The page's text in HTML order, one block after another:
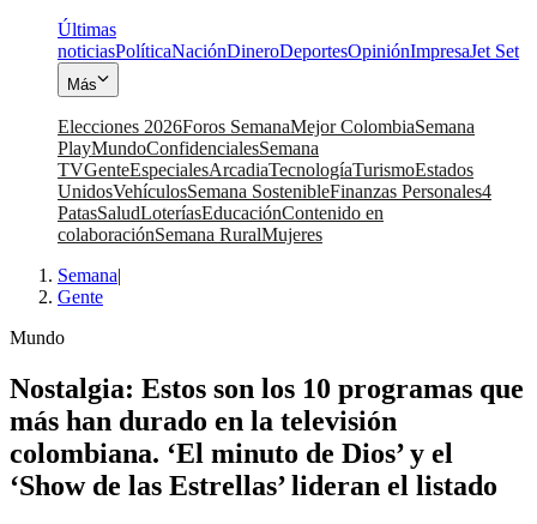
Últimas
noticiasPolíticaNaciónDineroDeportesOpiniónImpresaJet Set
Más
Elecciones 2026Foros SemanaMejor ColombiaSemana
PlayMundoConfidencialesSemana
TVGenteEspecialesArcadiaTecnologíaTurismoEstados
UnidosVehículosSemana SostenibleFinanzas Personales4
PatasSaludLoteríasEducaciónContenido en
colaboraciónSemana RuralMujeres
Semana|
Gente
Mundo
Nostalgia: Estos son los 10 programas que
más han durado en la televisión
colombiana. ‘El minuto de Dios’ y el
‘Show de las Estrellas’ lideran el listado